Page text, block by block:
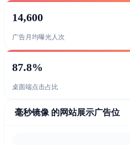
14,600
广告月均曝光人次
87.8%
桌面端点击占比
毫秒镜像 的网站展示广告位